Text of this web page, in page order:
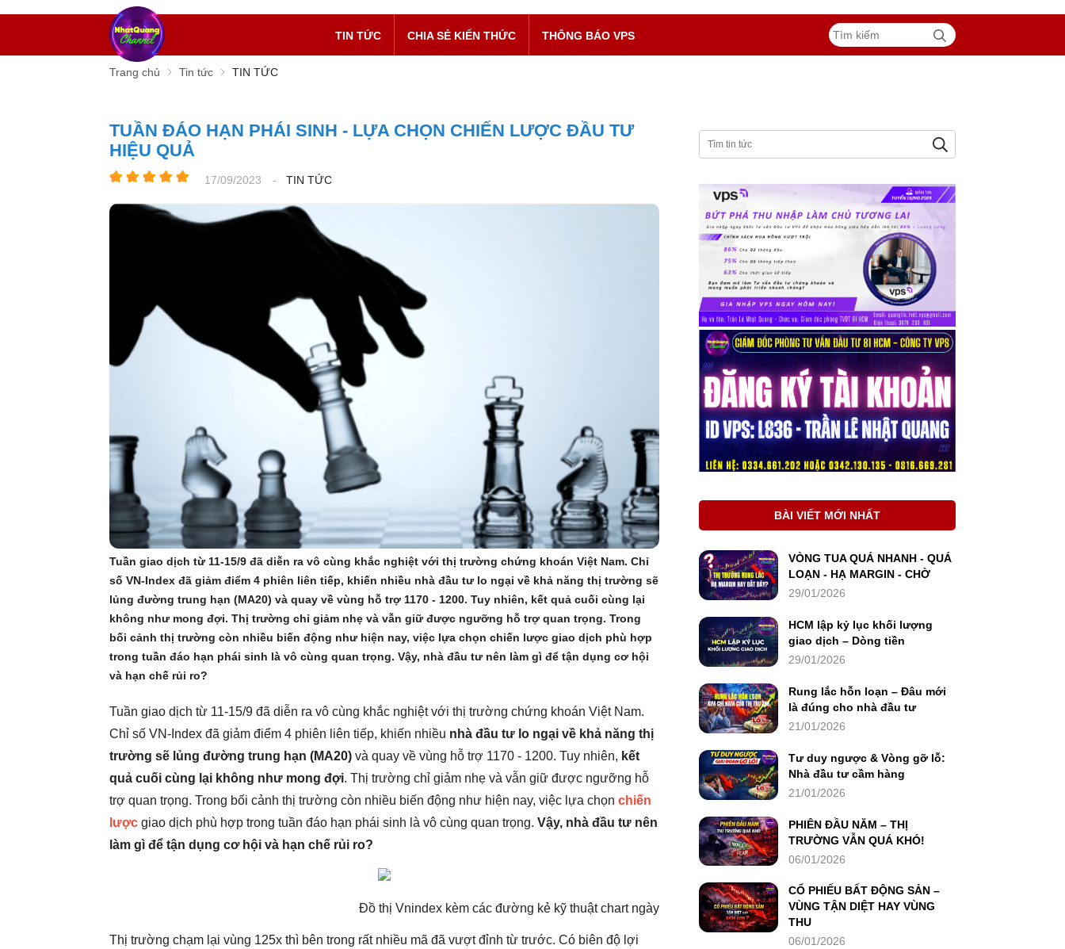
TIN TỨC CHIA SẺ KIẾN THỨC THÔNG BÁO VPS
Trang chủ Tin tức TIN TỨC
TUẦN ĐÁO HẠN PHÁI SINH - LỰA CHỌN CHIẾN LƯỢC ĐẦU TƯ
HIỆU QUẢ
17/09/2023 - TIN TỨC
Tuần giao dịch từ 11-15/9 đã diễn ra vô cùng khắc nghiệt với thị trường chứng khoán Việt Nam. Chỉ
số VN-Index đã giảm điểm 4 phiên liên tiếp, khiến nhiều nhà đầu tư lo ngại về khả năng thị trường sẽ
lủng đường trung hạn (MA20) và quay về vùng hỗ trợ 1170 - 1200. Tuy nhiên, kết quả cuối cùng lại
không như mong đợi. Thị trường chỉ giảm nhẹ và vẫn giữ được ngưỡng hỗ trợ quan trọng. Trong
bối cảnh thị trường còn nhiều biến động như hiện nay, việc lựa chọn chiến lược giao dịch phù hợp
trong tuần đáo hạn phái sinh là vô cùng quan trọng. Vậy, nhà đầu tư nên làm gì để tận dụng cơ hội
và hạn chế rủi ro?
Tuần giao dịch từ 11-15/9 đã diễn ra vô cùng khắc nghiệt với thị trường chứng khoán Việt Nam.
Chỉ số VN-Index đã giảm điểm 4 phiên liên tiếp, khiến nhiều nhà đầu tư lo ngại về khả năng thị
trường sẽ lủng đường trung hạn (MA20) và quay về vùng hỗ trợ 1170 - 1200. Tuy nhiên, kết
quả cuối cùng lại không như mong đợi. Thị trường chỉ giảm nhẹ và vẫn giữ được ngưỡng hỗ
trợ quan trọng. Trong bối cảnh thị trường còn nhiều biến động như hiện nay, việc lựa chọn chiến
lược giao dịch phù hợp trong tuần đáo hạn phái sinh là vô cùng quan trọng. Vậy, nhà đầu tư nên
làm gì để tận dụng cơ hội và hạn chế rủi ro?
Đồ thị Vnindex kèm các đường kẻ kỹ thuật chart ngày
Thị trường chạm lại vùng 125x thì bên trong rất nhiều mã đã vượt đỉnh từ trước. Có biên độ lợi
BÀI VIẾT MỚI NHẤT
VÒNG TUA QUÁ NHANH - QUÁ
LOẠN - HẠ MARGIN - CHỜ
29/01/2026
HCM lập kỷ lục khối lượng
giao dịch – Dòng tiền
29/01/2026
Rung lắc hỗn loạn – Đâu mới
là đúng cho nhà đầu tư
21/01/2026
Tư duy ngược & Vòng gỡ lỗ:
Nhà đầu tư cầm hàng
21/01/2026
PHIÊN ĐẦU NĂM – THỊ
TRƯỜNG VẪN QUÁ KHÓ!
06/01/2026
CỔ PHIẾU BẤT ĐỘNG SẢN –
VÙNG TẬN DIỆT HAY VÙNG
THU
06/01/2026